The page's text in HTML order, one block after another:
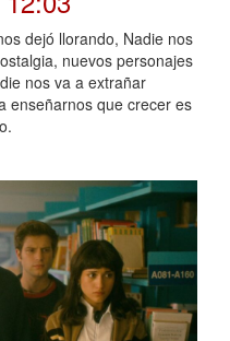
dejó llorando, Nadie nos
nuevos personajes
nos va a extrañar
enseñarnos que crecer es